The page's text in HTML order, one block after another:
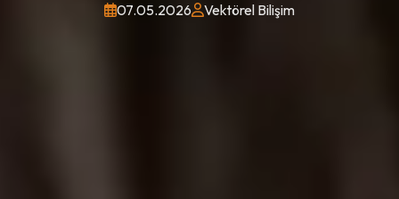
07.05.2026 Vektörel Bilişim